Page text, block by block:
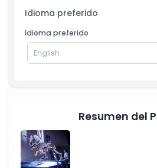
Política de Cancelación
impresionantes paisajes
Idioma preferido
Idioma preferido
Resumen del